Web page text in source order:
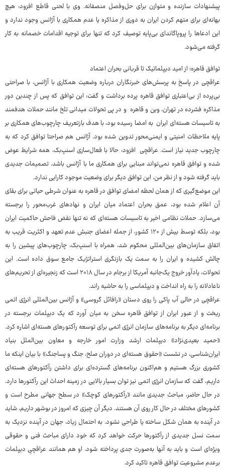
پیشنهادات سازنده و متوازن برای حل‌وفصل منصفانه. وی با لحنی قاطع افزود: هیچ
بهانه‌ای برای متهم کردن ایران به دوری از مذاکره یا عدم همکاری با آژانس وجود ندارد و
این ادعاها را پروپاگاندای بی‌پایه توصیف کرد که تنها برای توجیه اقدامات خصمانه به کار
گرفته می‌شود.
توافق قاهره؛ از امید دیپلماتیک تا قربانی بحران اعتماد
عراقچی در پاسخ به پرسش‌های خبرنگاران درباره وضعیت همکاری با آژانس، با صراحتی
بی‌پرده از بی‌اعتباری توافق قاهره پرده برداشت و گفت: این توافق که پس از چندین دور
مذاکره فشرده در تهران، وین و قاهره و در پی تحولات میدانی تلخ مانند حملات هدفمند
به تاسیسات هسته‌ای ایران به امضا رسیده بود، با هدف بازتعریف چارچوب‌های همکاری بر
پایه ملاحظات امنیتی و ایمنی‌محور تدوین شده بود. آژانس هم صراحتا توافق کرد که به
چارچوب جدید نیاز است. عراقچی افزود: حالا با فعال‌سازی اسنپ‌بک، همه شرایط عوض
شده و توافق قاهره نمی‌تواند مبنایی برای همکاری ما با آژانس باشد. تصمیمات جدیدی
باید گرفته شود و از نظر من، این توافق دیگر برای وضعیت موجود کارایی ندارد.
این موضع‌گیری که از همان لحظه امضای توافق در قاهره به عنوان شرطی حیاتی برای بقای
آن اعلام شده بود، عمق بحران اعتماد میان ایران و نهادهای غرب‌محور را برجسته
می‌سازد. حملات نظامی اخیر به تاسیسات هسته‌ای که نه تنها نقض فاحش حاکمیت ایران
بود، بلکه توسط بیش از ۱۲۰ کشور، از جمله اعضای جنبش عدم تعهد و اکثریت قریب به
اتفاق سازمان‌های بین‌المللی محکوم شد، همراه با اسنپ‌بک، چارچوب‌های پیشین را به
چالش کشیده و ایران را به سمت یک بازنگری استراتژیک جامع سوق داده است. این
تحولات، یادآور خروج یک‌جانبه آمریکا از برجام در سال ۲۰۱۸ است که زنجیره‌ای از تحریم‌های
ناعادلانه را به راه انداخت و دیپلماسی را به حاشیه راند.
عراقچی در حالی آب پاکی را روی دستان «رافائل گروسی» و آژانس بین‌المللی انرژی اتمی
ریخت و از عبور ایران از توافق قاهره سخن به میان آورد که یک دیپلمات برجسته در
برنامه‌ای دیگر به برنامه‌های سازمان انرژی اتمی برای توسعه رآکتورهای هسته‌ای اشاره کرد.
«حمید بعیدی‌نژاد» دیپلمات ارشد وزارت امور خارجه و معاون بین‌الملل بنیاد
ایران‌شناسی، در نشست «حقوق هسته‌ای در دوران صلح، جنگ و پساجنگ» با بیان اینکه ما
کشوری بزرگ هستیم و هم‌اکنون برنامه‌های گسترده‌ای برای داشتن رآکتورهای هسته‌ای
داریم، گفت که سازمان انرژی اتمی نیز توان بسیار بالایی در زمینه احداث این رآکتورها دارد.
در حال حاضر، مباحث جدیدی مانند «رآکتورهای کوچک» در سطح جهانی مطرح است و
کشورهای مختلف در حال کار روی آن هستند. دیگر آن چیزی که امروز در بوشهر داریم، شاید
در آینده به همان شکل ساخته یا طراحی نشود. به احتمال زیاد، جهان در آینده نزدیک به
سمت نسل جدیدی از رآکتورها حرکت خواهد کرد که خود دارای مباحث فنی و حقوقی
ویژه‌ای است و باید به آنها به‌صورت جدی پرداخته شود. او هم همانند عراقچیِ دیپلمات
برعدم مشروعیت توافق قاهره تاکید کرد.